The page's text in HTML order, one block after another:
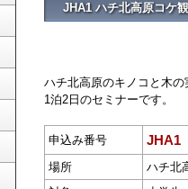
JHA1 ハチ北高原コケ
ハチ北高原のキノコと木
1泊2日のセミナーです。
申込み番号 JHA1
場所
ハチ北